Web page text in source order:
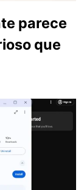
parece
que